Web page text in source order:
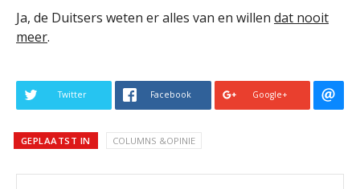
Ja, de Duitsers weten er alles van en willen dat nooit
meer.
Twitter Facebook Google+
GEPLAATST IN COLUMNS &OPINIE